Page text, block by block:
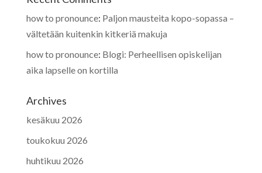
how to pronounce: Paljon mausteita kopo-sopassa –
vältetään kuitenkin kitkeriä makuja
how to pronounce: Blogi: Perheellisen opiskelijan
aika lapselle on kortilla
Archives
kesäkuu 2026
toukokuu 2026
huhtikuu 2026